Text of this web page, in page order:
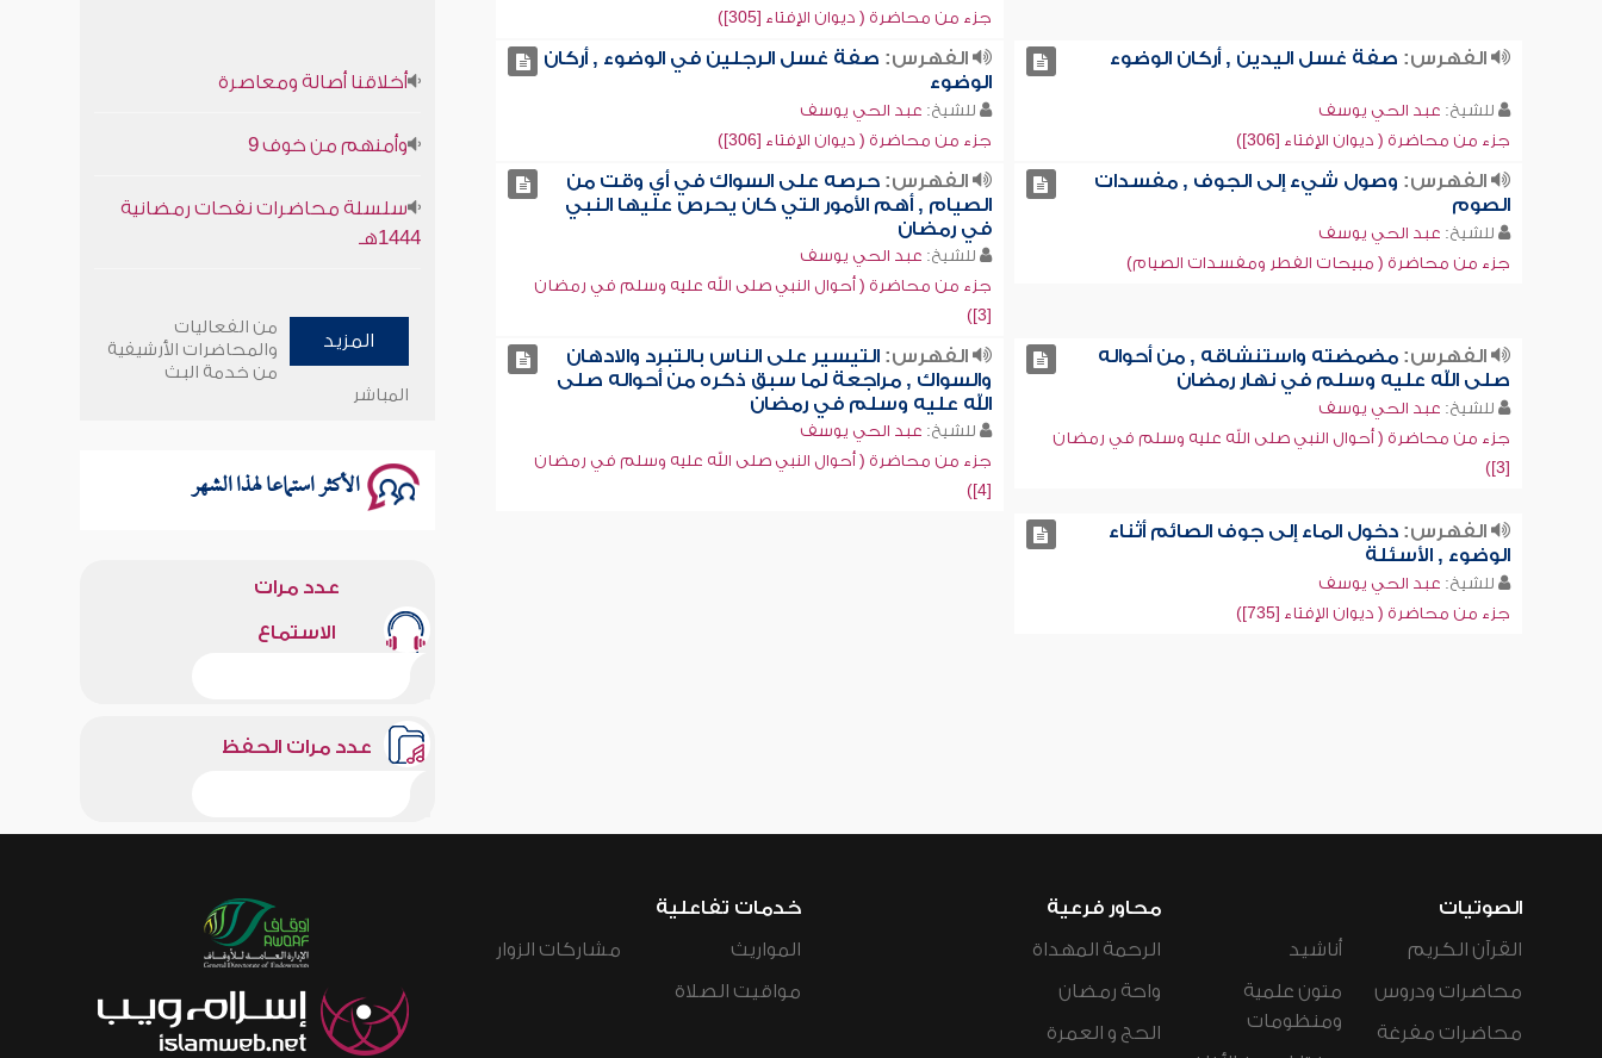
جزء من محاضرة ( ديوان الإفتاء [305])
الفهرس: صفة غسل اليدين , أركان الوضوء
للشيخ: عبد الحي يوسف
جزء من محاضرة ( ديوان الإفتاء [306])
الفهرس: صفة غسل الرجلين في الوضوء , أركان
الوضوء
للشيخ: عبد الحي يوسف
جزء من محاضرة ( ديوان الإفتاء [306])
الفهرس: وصول شيء إلى الجوف , مفسدات
الصوم
للشيخ: عبد الحي يوسف
جزء من محاضرة ( مبيحات الفطر ومفسدات الصيام)
الفهرس: حرصه على السواك في أي وقت من
الصيام , أهم الأمور التي كان يحرص عليها النبي
في رمضان
للشيخ: عبد الحي يوسف
جزء من محاضرة ( أحوال النبي صلى الله عليه وسلم في رمضان
[3])
الفهرس:مضمضته واستنشاقه , من أحواله
صلى الله عليه وسلم في نهار رمضان
للشيخ: عبد الحي يوسف
جزء من محاضرة ( أحوال النبي صلى الله عليه وسلم في رمضان
[3])
الفهرس: التيسير على الناس بالتبرد والادهان
والسواك , مراجعة لما سبق ذكره من أحواله صلى
الله عليه وسلم في رمضان
للشيخ: عبد الحي يوسف
جزء من محاضرة ( أحوال النبي صلى الله عليه وسلم في رمضان
[4])
الفهرس:دخول الماء إلى جوف الصائم أثناء
الوضوء , الأسئلة
للشيخ: عبد الحي يوسف
جزء من محاضرة ( ديوان الإفتاء [735])
1444هـ
وأمنهم من خوف 9
المزيد
من الفعاليات
والمحاضرات الأرشيفية
من خدمة البث
المباشر
الأكثر استماعا لهذا الشهر
عدد مرات
الاستماع
عدد مرات الحفظ
الصوتيات
القرآن الكريم
محاضرات ودروس
محاضرات مفرغة
أناشيد
متون علمية
ومنظومات
محاور فرعية
الرحمة المهداة
واحة رمضان
الحج و العمرة
خدمات تفاعلية
المواريث
مواقيت الصلاة
مشاركات الزوار